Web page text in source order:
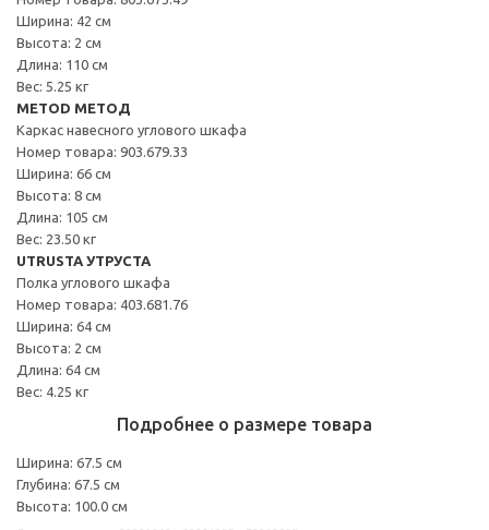
Ширина: 42 см
Высота: 2 см
Длина: 110 см
Вес: 5.25 кг
METOD МЕТОД
Каркас навесного углового шкафа
Номер товара: 903.679.33
Ширина: 66 см
Высота: 8 см
Длина: 105 см
Вес: 23.50 кг
UTRUSTA УТРУСТА
Полка углового шкафа
Номер товара: 403.681.76
Ширина: 64 см
Высота: 2 см
Длина: 64 см
Вес: 4.25 кг
Подробнее о размере товара
Ширина: 67.5 см
Глубина: 67.5 см
Высота: 100.0 см